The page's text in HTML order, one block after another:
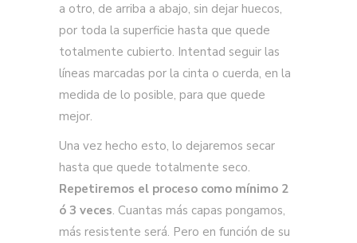
a otro, de arriba a abajo, sin dejar huecos,
por toda la superficie hasta que quede
totalmente cubierto. Intentad seguir las
líneas marcadas por la cinta o cuerda, en la
medida de lo posible, para que quede
mejor.
Una vez hecho esto, lo dejaremos secar
hasta que quede totalmente seco.
Repetiremos el proceso como mínimo 2
ó 3 veces. Cuantas más capas pongamos,
más resistente será. Pero en función de su